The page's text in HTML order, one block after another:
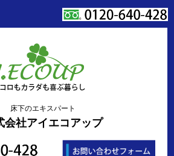
床下のエキスパート
会社アイエコアップ